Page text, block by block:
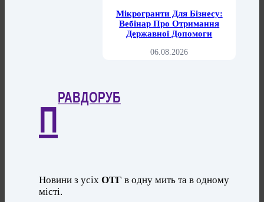
Мікрогранти Для Бізнесу:
Вебінар Про Отримання
Державної Допомоги
06.08.2026
П
РАВДОРУБ
Новини з усіхОТГ в одну мить та в одному
місті.